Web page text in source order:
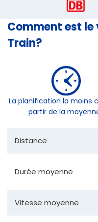
Comment est le
Train?
La planification la moins
partir de la
Distance
Durée moyenne
Vitesse moyenne